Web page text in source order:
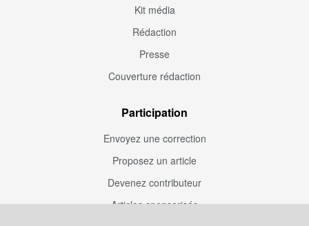
Kit média
Rédaction
Presse
Couverture rédaction
Participation
Envoyez une correction
Proposez un article
Devenez contributeur
Articles sponsorisés